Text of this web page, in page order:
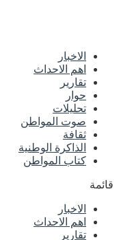
الاخبار
اهم الاحداث
تقارير
حوار
تحليلات
صوت المواطن
ثقافة
الذاكرة الوطنية
كتاب المواطن
قائمة
الاخبار
اهم الاحداث
تقارير